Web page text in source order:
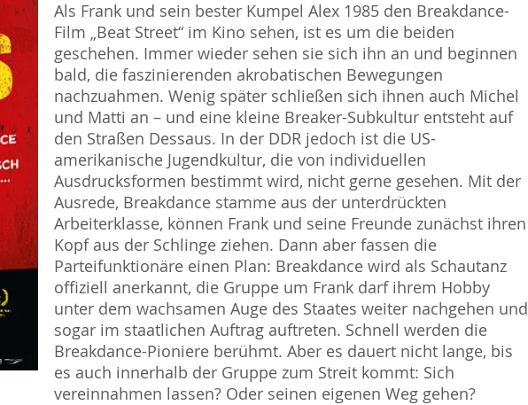
Als Frank und sein bester Kumpel Alex 1985 den Breakdance-
Film „Beat Street“ im Kino sehen, ist es um die beiden
geschehen. Immer wieder sehen sie sich ihn an und beginnen
bald, die faszinierenden akrobatischen Bewegungen
nachzuahmen. Wenig später schließen sich ihnen auch Michel
und Matti an – und eine kleine Breaker-Subkultur entsteht auf
den Straßen Dessaus. In der DDR jedoch ist die US-
amerikanische Jugendkultur, die von individuellen
Ausdrucksformen bestimmt wird, nicht gerne gesehen. Mit der
Ausrede, Breakdance stamme aus der unterdrückten
Arbeiterklasse, können Frank und seine Freunde zunächst ihren
Kopf aus der Schlinge ziehen. Dann aber fassen die
Parteifunktionäre einen Plan: Breakdance wird als Schautanz
offiziell anerkannt, die Gruppe um Frank darf ihrem Hobby
unter dem wachsamen Auge des Staates weiter nachgehen und
sogar im staatlichen Auftrag auftreten. Schnell werden die
Breakdance-Pioniere berühmt. Aber es dauert nicht lange, bis
es auch innerhalb der Gruppe zum Streit kommt: Sich
vereinnahmen lassen? Oder seinen eigenen Weg gehen?